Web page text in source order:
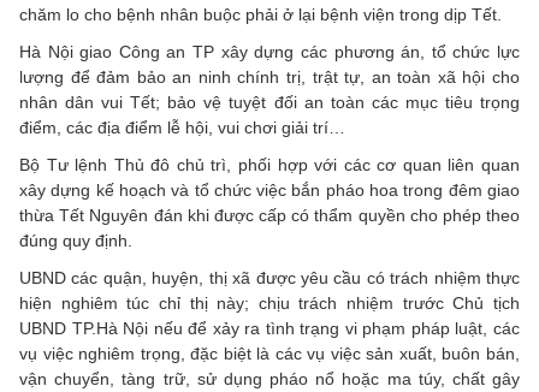
chăm lo cho bệnh nhân buộc phải ở lại bệnh viện trong dịp Tết.
Hà Nội giao Công an TP xây dựng các phương án, tổ chức lực
lượng để đảm bảo an ninh chính trị, trật tự, an toàn xã hội cho
nhân dân vui Tết; bảo vệ tuyệt đối an toàn các mục tiêu trọng
điểm, các địa điểm lễ hội, vui chơi giải trí…
Bộ Tư lệnh Thủ đô chủ trì, phối hợp với các cơ quan liên quan
xây dựng kế hoạch và tổ chức việc bắn pháo hoa trong đêm giao
thừa Tết Nguyên đán khi được cấp có thẩm quyền cho phép theo
đúng quy định.
UBND các quận, huyện, thị xã được yêu cầu có trách nhiệm thực
hiện nghiêm túc chỉ thị này; chịu trách nhiệm trước Chủ tịch
UBND TP.Hà Nội nếu để xảy ra tình trạng vi phạm pháp luật, các
vụ việc nghiêm trọng, đặc biệt là các vụ việc sản xuất, buôn bán,
vận chuyển, tàng trữ, sử dụng pháo nổ hoặc ma túy, chất gây